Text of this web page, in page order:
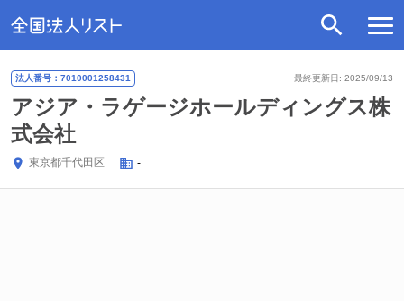
最終更新日: 2025/09/13
法人番号：7010001258431
アジア・ラゲージホールディングス株
式会社
東京都千代田区 -